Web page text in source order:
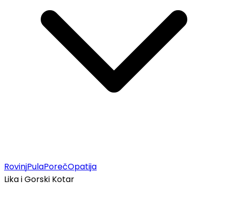
RovinjPulaPorečOpatija
Lika i Gorski Kotar